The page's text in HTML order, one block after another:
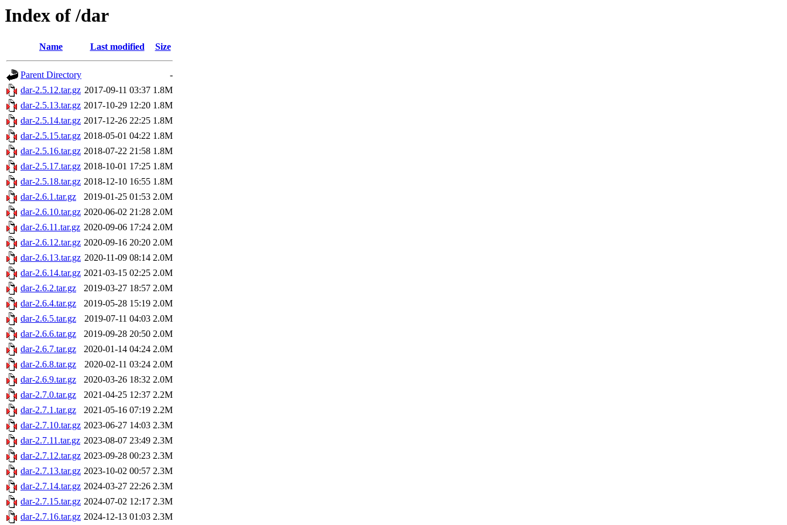
Index of /dar
Name Last modified Size
Parent Directory
-
dar-2.5.12.tar.gz 2017-09-11 03:37 1.8M
dar-2.5.13.tar.gz 2017-10-29 12:20 1.8M
dar-2.5.14.tar.gz 2017-12-26 22:25 1.8M
dar-2.5.15.tar.gz 2018-05-01 04:22 1.8M
dar-2.5.16.tar.gz 2018-07-22 21:58 1.8M
dar-2.5.17.tar.gz 2018-10-01 17:25 1.8M
dar-2.5.18.tar.gz 2018-12-10 16:55 1.8M
dar-2.6.1.tar.gz
2019-01-25 01:53 2.0M
dar-2.6.10.tar.gz 2020-06-02 21:28 2.0M
dar-2.6.11.tar.gz 2020-09-06 17:24 2.0M
dar-2.6.12.tar.gz 2020-09-16 20:20 2.0M
dar-2.6.13.tar.gz 2020-11-09 08:14 2.0M
dar-2.6.14.tar.gz 2021-03-15 02:25 2.0M
dar-2.6.2.tar.gz
2019-03-27 18:57 2.0M
dar-2.6.4.tar.gz
2019-05-28 15:19 2.0M
dar-2.6.5.tar.gz
2019-07-11 04:03 2.0M
dar-2.6.6.tar.gz
2019-09-28 20:50 2.0M
dar-2.6.7.tar.gz
2020-01-14 04:24 2.0M
dar-2.6.8.tar.gz
2020-02-11 03:24 2.0M
dar-2.6.9.tar.gz
2020-03-26 18:32 2.0M
dar-2.7.0.tar.gz
2021-04-25 12:37 2.2M
dar-2.7.1.tar.gz
2021-05-16 07:19 2.2M
dar-2.7.10.tar.gz 2023-06-27 14:03 2.3M
dar-2.7.11.tar.gz 2023-08-07 23:49 2.3M
dar-2.7.12.tar.gz 2023-09-28 00:23 2.3M
dar-2.7.13.tar.gz 2023-10-02 00:57 2.3M
dar-2.7.14.tar.gz 2024-03-27 22:26 2.3M
dar-2.7.15.tar.gz 2024-07-02 12:17 2.3M
dar-2.7.16.tar.gz 2024-12-13 01:03 2.3M